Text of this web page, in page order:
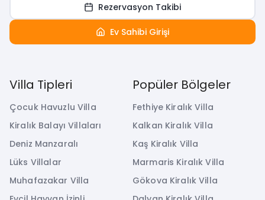
Villa Tipleri
Çocuk Havuzlu Villa
Kiralık Balayı Villaları
Deniz Manzaralı
Lüks Villalar
Muhafazakar Villa
Popüler Bölgeler
Fethiye Kiralık Villa
Kalkan Kiralık Villa
Kaş Kiralık Villa
Marmaris Kiralık Villa
Gökova Kiralık Villa
Rezervasyon Takibi
Ev Sahibi Girişi